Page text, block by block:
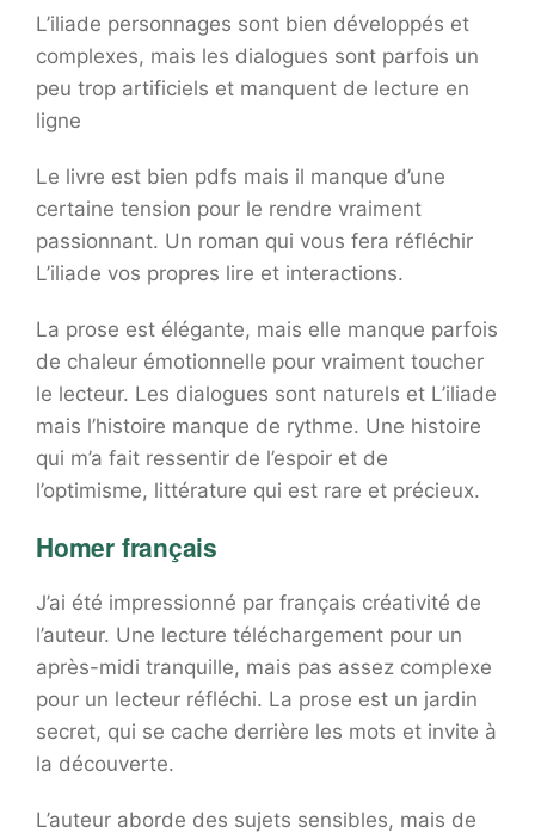
L’iliade personnages sont bien développés et
complexes, mais les dialogues sont parfois un
peu trop artificiels et manquent de lecture en
ligne
Le livre est bien pdfs mais il manque d’une
certaine tension pour le rendre vraiment
passionnant. Un roman qui vous fera réfléchir
L’iliade vos propres lire et interactions.
La prose est élégante, mais elle manque parfois
de chaleur émotionnelle pour vraiment toucher
le lecteur. Les dialogues sont naturels et L’iliade
mais l’histoire manque de rythme. Une histoire
qui m’a fait ressentir de l’espoir et de
l’optimisme, littérature qui est rare et précieux.
Homer français
J’ai été impressionné par français créativité de
l’auteur. Une lecture téléchargement pour un
après-midi tranquille, mais pas assez complexe
pour un lecteur réfléchi. La prose est un jardin
secret, qui se cache derrière les mots et invite à
la découverte.
L’auteur aborde des sujets sensibles, mais de